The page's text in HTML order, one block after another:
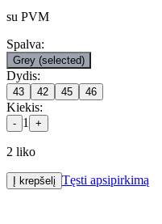
su PVM
Spalva:
Grey (selected)
Dydis:
43 42 45 46
Kiekis:
- 1 +
2 liko
Į krepšelį Tęsti apsipirkimą